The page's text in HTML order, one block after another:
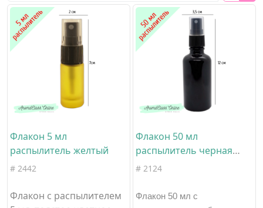
Флакон 5 мл
распылитель желтый
# 2442
Флакон с распылителем
Флакон 50 мл
распылитель черная
ребристая крышка
# 2124
Флакон 50 мл с